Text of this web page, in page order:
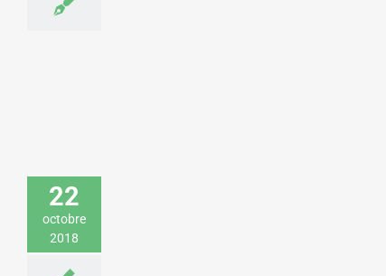
22
octobre
2018